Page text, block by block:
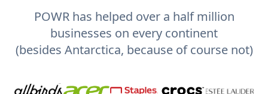
POWR has helped over a half million
businesses on every continent
(besides Antarctica, because of course not)